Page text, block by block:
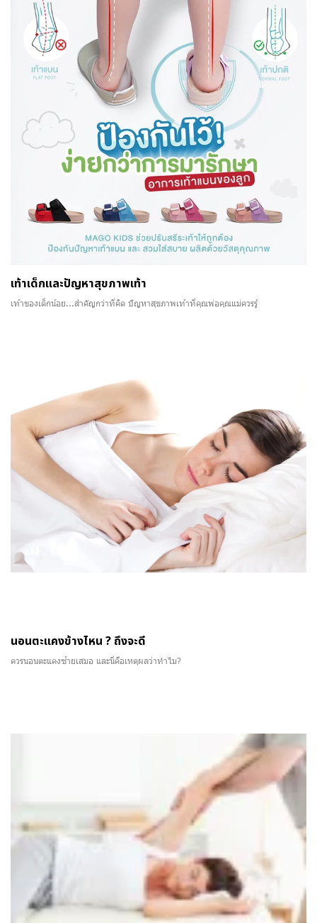
เท้าเด็กและปัญหาสุขภาพเท้า
เท้าของเด็กน้อย...สำคัญกว่าที่คิด ปัญหาสุขภาพเท้าที่คุณพ่อคุณแม่ควรรู้
นอนตะแคงข้างไหน ? ถึงจะดี
ควรนอนตะแคงซ้ายเสมอ และนี่คือเหตุผลว่าทำไม?